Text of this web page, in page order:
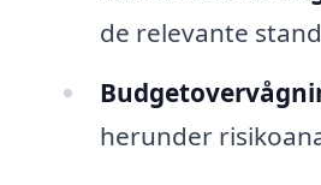
de relevante
herunder